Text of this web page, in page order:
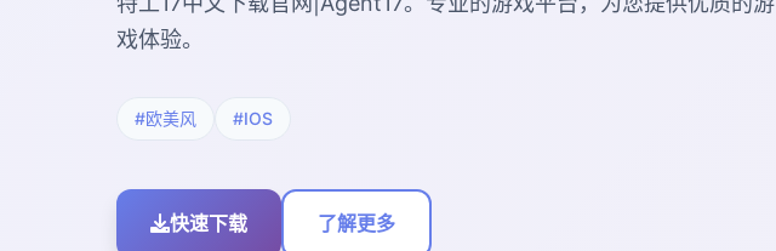
戏体验。
#欧美风 #IOS
快速下载 了解更多